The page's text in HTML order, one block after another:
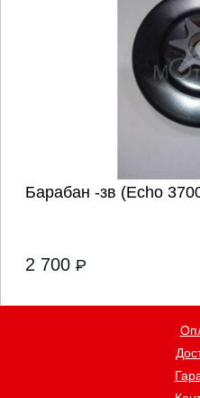
Барабан -зв (Echo
2 700 P